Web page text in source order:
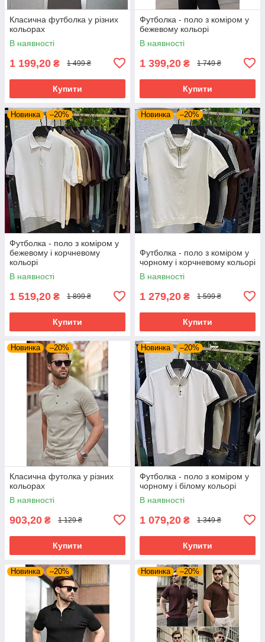
Класична футболка у різних
кольорах
В наявності
1 199,20 ₴ 1 499 ₴
Купити
Футболка - поло з коміром у
бежевому кольорі
В наявності
1 399,20 ₴ 1 749 ₴
Купити
Новинка –20%
Футболка - поло з коміром у
бежевому і корчневому
кольорі
В наявності
1 519,20 ₴ 1 899 ₴
Купити
Новинка –20%
Футболка - поло з коміром у
чорному і корчневому кольорі
В наявності
1 279,20 ₴ 1 599 ₴
Купити
Новинка –20%
Класична футолка у різних
кольорах
В наявності
903,20 ₴ 1 129 ₴
Купити
Новинка –20%
Футболка - поло з коміром у
чорному і білому кольорі
В наявності
1 079,20 ₴ 1 349 ₴
Купити
Новинка –20% Новинка –20%